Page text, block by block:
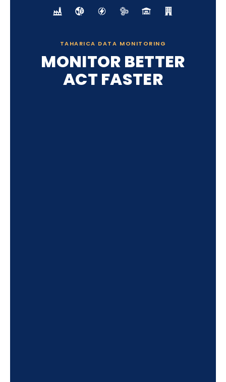
TAHARICA DATA MONITORING
MONITOR BETTER
ACT FASTER